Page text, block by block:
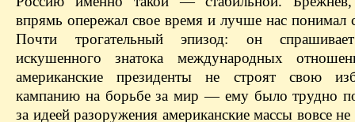
впрямь опережал свое время и лучше нас понимал
Почти трогательный эпизод: он
искушенного знатока международных
американские президенты не строят свою
кампанию на борьбе за мир — ему было трудно
за идеей разоружения американские массы вовсе не